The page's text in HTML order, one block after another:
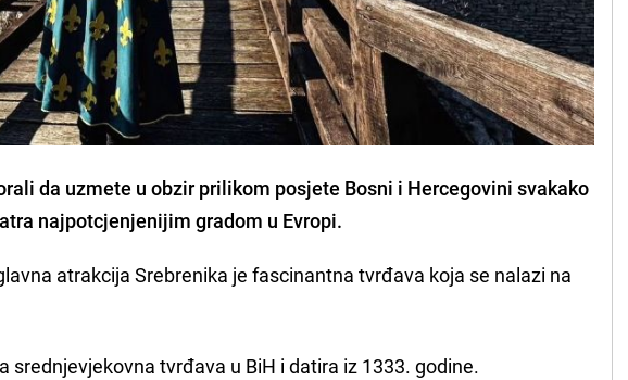
da uzmete u obzir prilikom posjete Bosni i Hercegovini svakako
najpotcjenjenijim gradom u Evropi.
atrakcija Srebrenika je fascinantna tvrđava koja se nalazi na
srednjevjekovna tvrđava u BiH i datira iz 1333. godine.